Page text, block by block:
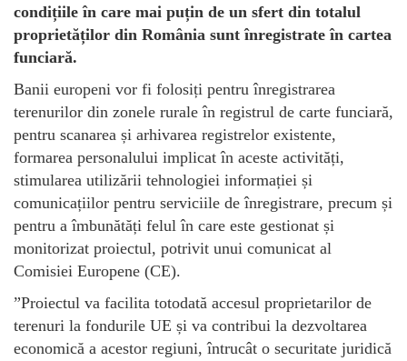
condițiile în care mai puțin de un sfert din totalul
proprietăților din România sunt înregistrate în cartea
funciară.
Banii europeni vor fi folosiți pentru înregistrarea
terenurilor din zonele rurale în registrul de carte funciară,
pentru scanarea și arhivarea registrelor existente,
formarea personalului implicat în aceste activități,
stimularea utilizării tehnologiei informației și
comunicațiilor pentru serviciile de înregistrare, precum și
pentru a îmbunătăți felul în care este gestionat și
monitorizat proiectul, potrivit unui comunicat al
Comisiei Europene (CE).
”Proiectul va facilita totodată accesul proprietarilor de
terenuri la fondurile UE și va contribui la dezvoltarea
economică a acestor regiuni, întrucât o securitate juridică